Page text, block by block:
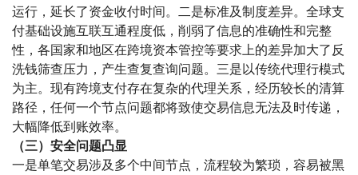
运行，延长了资金收付时间。二是标准及制度差异。全球支
付基础设施互联互通程度低，削弱了信息的准确性和完整
性，各国家和地区在跨境资本管控等要求上的差异加大了反
洗钱筛查压力，产生查复查询问题。三是以传统代理行模式
为主。现有跨境支付存在复杂的代理关系，经历较长的清算
路径，任何一个节点问题都将致使交易信息无法及时传递，
大幅降低到账效率。
（三）安全问题凸显
一是单笔交易涉及多个中间节点，流程较为繁琐，容易被黑